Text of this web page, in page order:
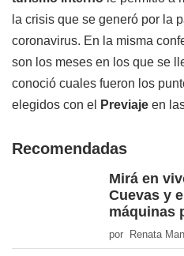
la crisis que se generó por la
coronavirus. En la misma
son los meses en los que se
conoció cuales fueron los
elegidos con el
Previaje en
Recomendadas
Mirá en
Cuevas y
máquinas
por Renata